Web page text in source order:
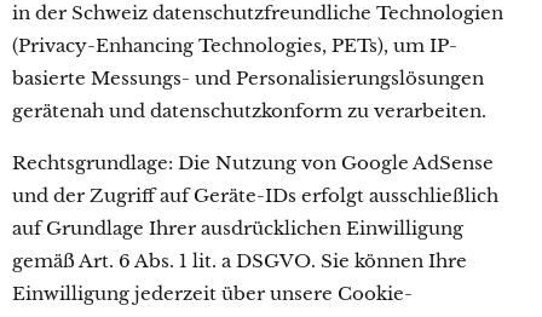
in der Schweiz datenschutzfreundliche Technologien
(Privacy-Enhancing Technologies, PETs), um IP-
basierte Messungs- und Personalisierungslösungen
gerätenah und datenschutzkonform zu verarbeiten.
Rechtsgrundlage: Die Nutzung von Google AdSense
und der Zugriff auf Geräte-IDs erfolgt ausschließlich
auf Grundlage Ihrer ausdrücklichen Einwilligung
gemäß Art. 6 Abs. 1 lit. a DSGVO. Sie können Ihre
Einwilligung jederzeit über unsere Cookie-